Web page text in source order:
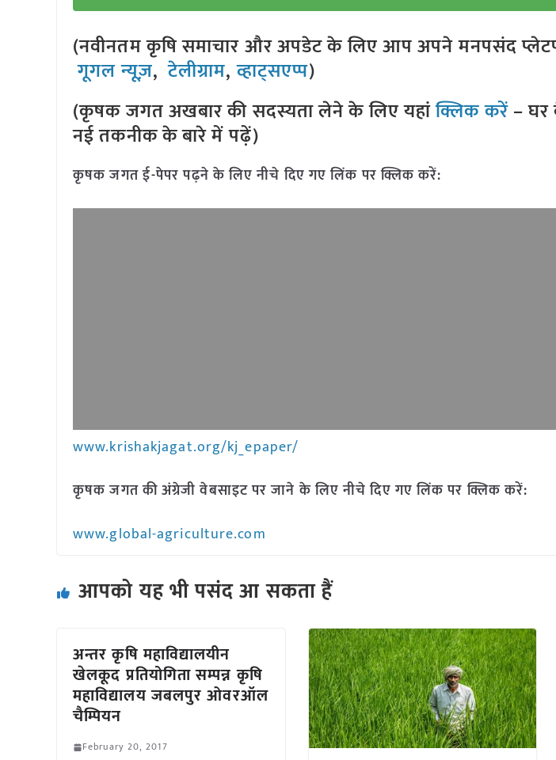
(नवीनतम कृषि समाचार और अपडेट के लिए आप अपने मनपसंद
गूगल न्यूज़,टेलीग्राम,व्हाट्सएप्प)
(कृषक जगत अखबार की सदस्यता लेने के लिए यहांक्लिक करें– घर
नई तकनीक के बारे में पढ़ें)
कृषक जगत ई-पेपर पढ़ने के लिए नीचे दिए गए लिंक पर क्लिक करें:
www.krishakjagat.org/kj_epaper/
कृषक जगत की अंग्रेजी वेबसाइट पर जाने के लिए नीचे दिए गए लिंक पर क्लिक करें:
www.global-agriculture.com
आपको यह भी पसंद आ सकता हैं
अन्तर कृषि महाविद्यालयीन
खेलकूद प्रतियोगिता सम्पन्न कृषि
महाविद्यालय जबलपुर ओवरऑल
चैम्पियन
February 20, 2017